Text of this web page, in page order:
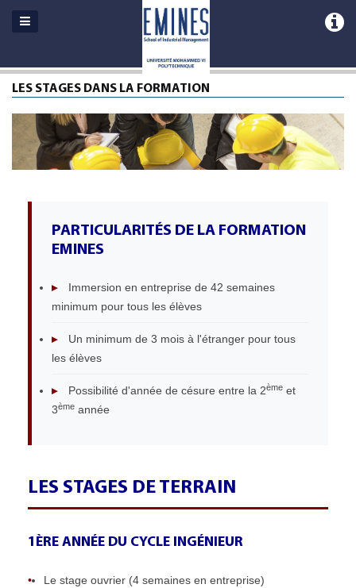
LES STAGES DANS LA FORMATION
PARTICULARITÉS DE LA FORMATION
EMINES
▸
Immersion en entreprise de 42 semaines
minimum pour tous les élèves
▸
Un minimum de 3 mois à l'étranger pour tous
les élèves
▸ Possibilité d'année de césure entre la 2ème et
3ème année
LES STAGES DE TERRAIN
1ÈRE ANNÉE DU CYCLE INGÉNIEUR
• Le stage ouvrier (4 semaines en entreprise)